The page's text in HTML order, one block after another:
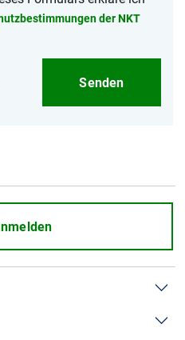
der NKT
Senden